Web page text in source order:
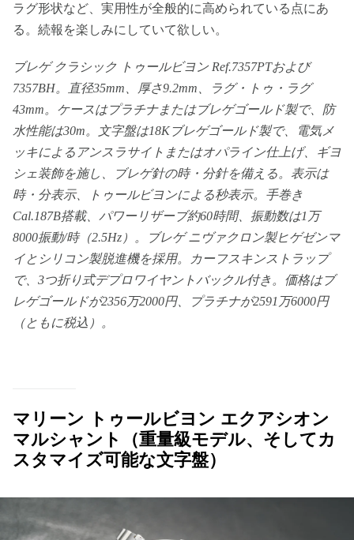
ラグ形状など、実用性が全般的に高められている点にあ
る。続報を楽しみにしていて欲しい。
ブレゲ クラシック トゥールビヨン Ref.7357PTおよび
7357BH。直径35mm、厚さ9.2mm、ラグ・トゥ・ラグ
43mm。ケースはプラチナまたはブレゲゴールド製で、防
水性能は30m。文字盤は18Kブレゲゴールド製で、電気メ
ッキによるアンスラサイトまたはオパライン仕上げ、ギヨ
シェ装飾を施し、ブレゲ針の時・分針を備える。表示は
時・分表示、トゥールビヨンによる秒表示。手巻き
Cal.187B搭載、パワーリザーブ約60時間、振動数は1万
8000振動/時（2.5Hz）。ブレゲ ニヴァクロン製ヒゲゼンマ
イとシリコン製脱進機を採用。カーフスキンストラップ
で、3つ折り式デプロワイヤントバックル付き。価格はブ
レゲゴールドが2356万2000円、プラチナが2591万6000円
（ともに税込）。
マリーン トゥールビヨン エクアシオン
マルシャント（重量級モデル、そしてカ
スタマイズ可能な文字盤）